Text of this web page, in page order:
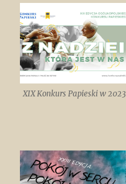
XIX Konkurs Papieski w 2023